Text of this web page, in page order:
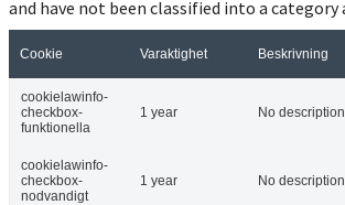
and have not been classified into a category
Cookie Varaktighet Beskrivning
cookielawinfo-
checkbox-
funktionella
1 year No description
cookielawinfo-
checkbox-
nodvandigt
1 year No description